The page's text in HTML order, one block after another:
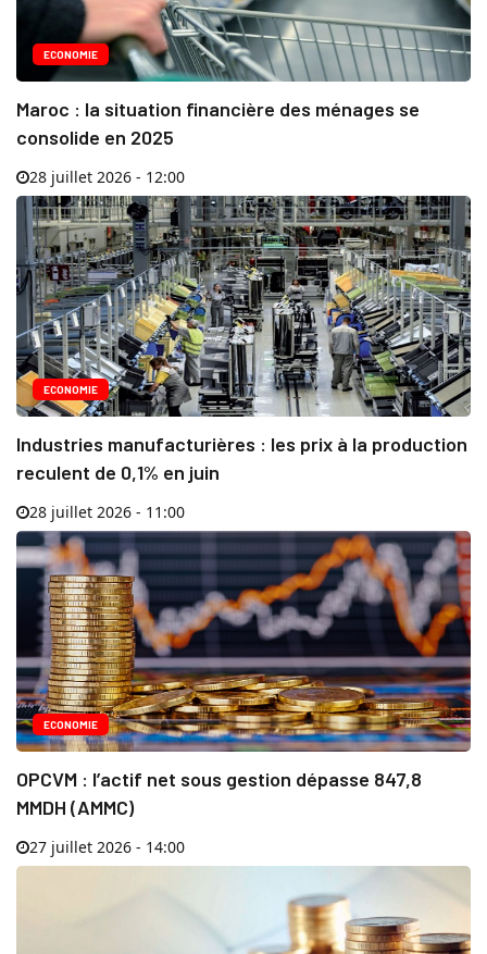
ECONOMIE
Maroc : la situation financière des ménages se
consolide en 2025
28 juillet 2026 - 12:00
ECONOMIE
Industries manufacturières : les prix à la production
reculent de 0,1% en juin
28 juillet 2026 - 11:00
ECONOMIE
OPCVM : l’actif net sous gestion dépasse 847,8
MMDH (AMMC)
27 juillet 2026 - 14:00